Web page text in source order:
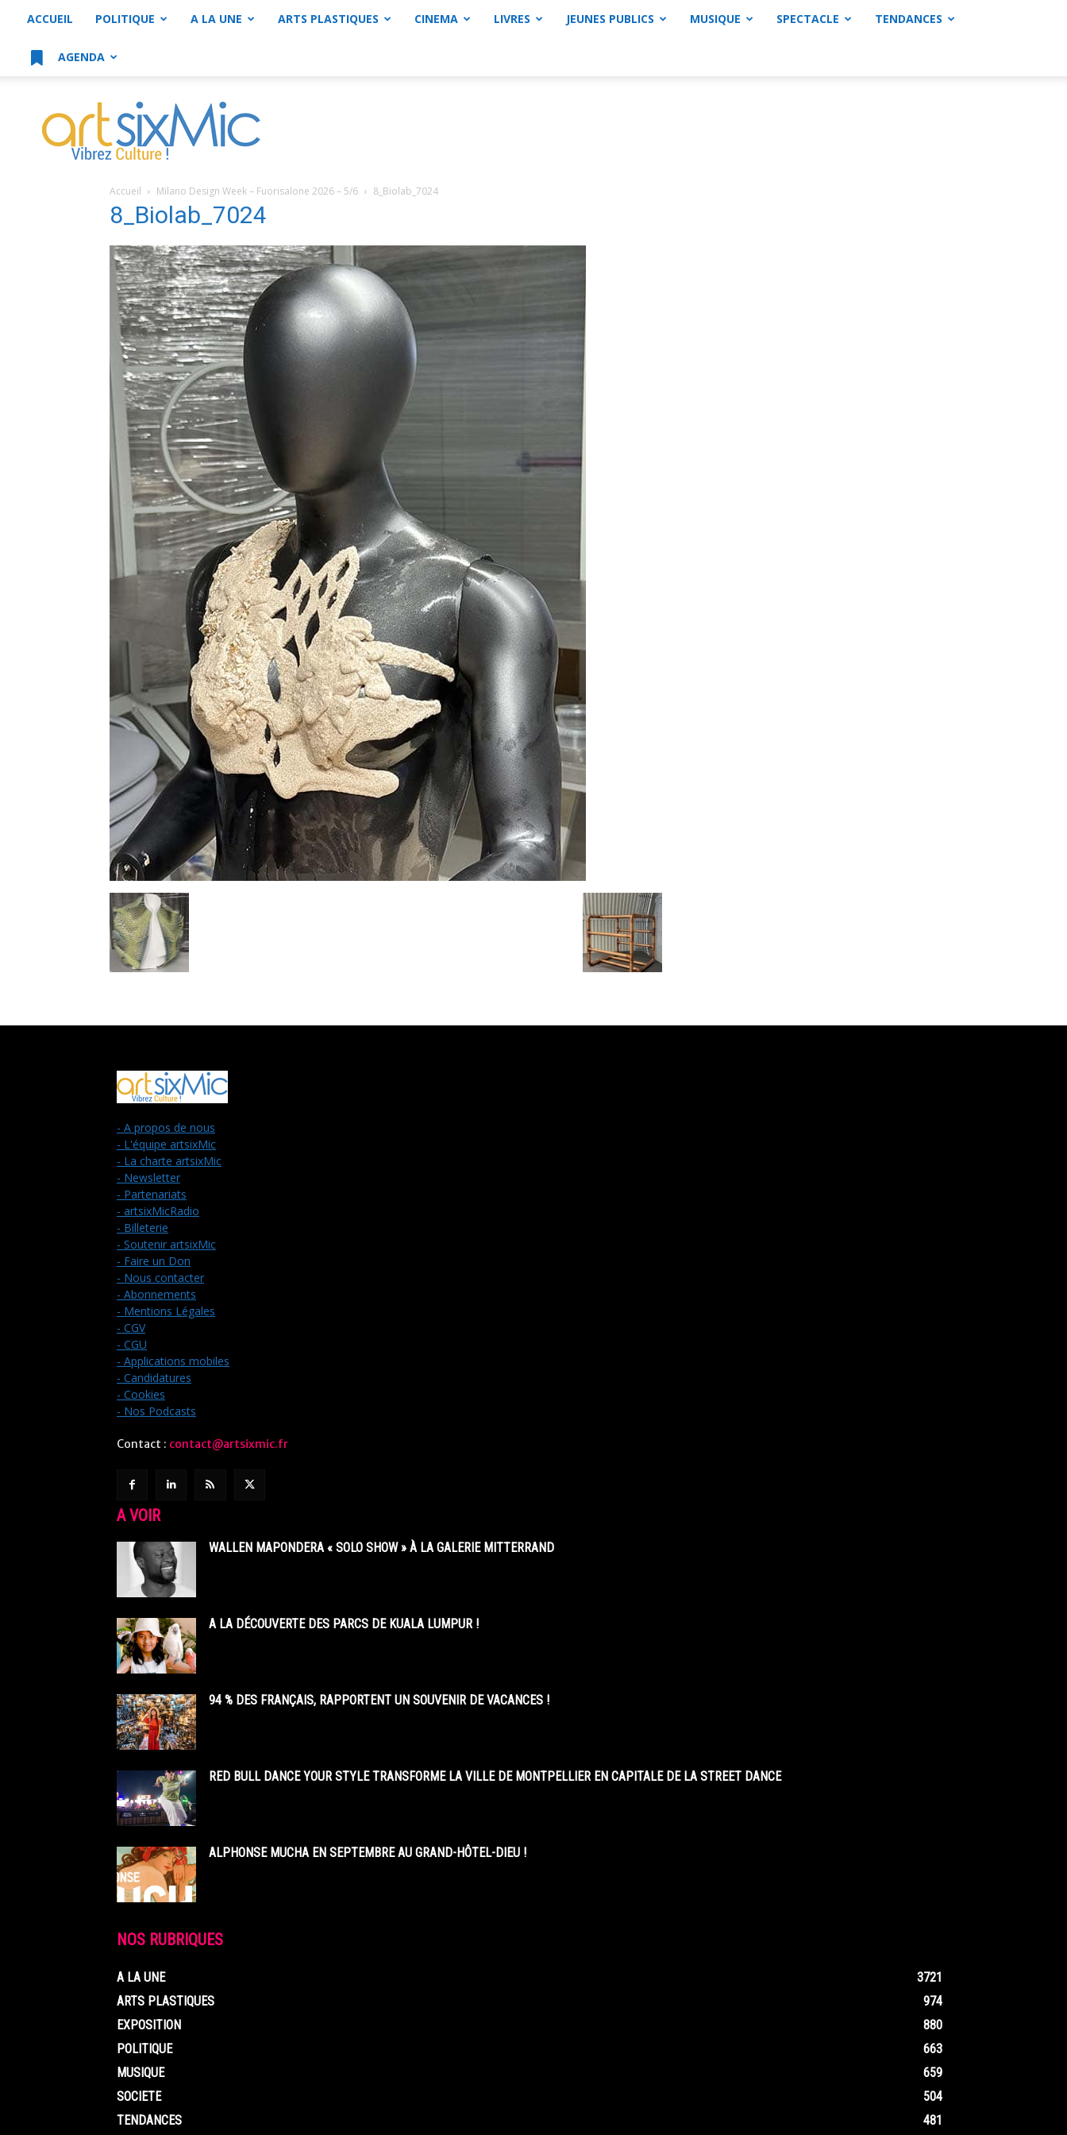
ACCUEIL POLITIQUE A LA UNE ARTS PLASTIQUES CINEMA LIVRES JEUNES PUBLICS MUSIQUE SPECTACLE TENDANCES
AGENDA
artsixMic
Accueil Milano Design Week – Fuorisalone 2026 – 5/6 8_Biolab_7024
8_Biolab_7024
- A propos de nous
- L'équipe artsixMic
- La charte artsixMic
- Newsletter
- Partenariats
- artsixMicRadio
- Billeterie
- Soutenir artsixMic
- Faire un Don
- Nous contacter
- Abonnements
- Mentions Légales
- CGV
- CGU
- Applications mobiles
- Candidatures
- Cookies
- Nos Podcasts
Contact : contact@artsixmic.fr
A VOIR
WALLEN MAPONDERA « SOLO SHOW » À LA GALERIE MITTERRAND
A LA DÉCOUVERTE DES PARCS DE KUALA LUMPUR !
94 % DES FRANÇAIS, RAPPORTENT UN SOUVENIR DE VACANCES !
RED BULL DANCE YOUR STYLE TRANSFORME LA VILLE DE MONTPELLIER EN CAPITALE DE LA STREET DANCE
ALPHONSE MUCHA EN SEPTEMBRE AU GRAND-HÔTEL-DIEU !
NOS RUBRIQUES
A LA UNE
3721
ARTS PLASTIQUES
974
EXPOSITION
880
POLITIQUE
663
MUSIQUE
659
SOCIETE
504
TENDANCES
481